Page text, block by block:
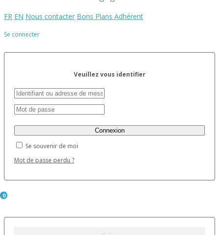
FR EN Nous contacter Bons Plans Adhérent
Se connecter
Veuillez vous identifier
Se souvenir de moi
Mot de passe perdu ?
0